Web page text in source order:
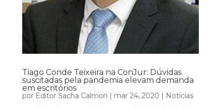
Tiago Conde Teixeira na ConJur: Dúvidas
suscitadas pela pandemia elevam demanda
em escritórios
por Editor Sacha Calmon | mar 24, 2020 | Notícias